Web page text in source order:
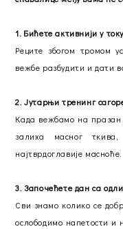
1. Бићете активнији у
Реците збогом тромом
вежбе разбудити и дати
2. Јутарњи тренинг
Када вежбамо на празан
залиха масног
најтврдоглавије масноће.
3. Започећете дан са
Сви знамо колико се
ослободимо напетости и